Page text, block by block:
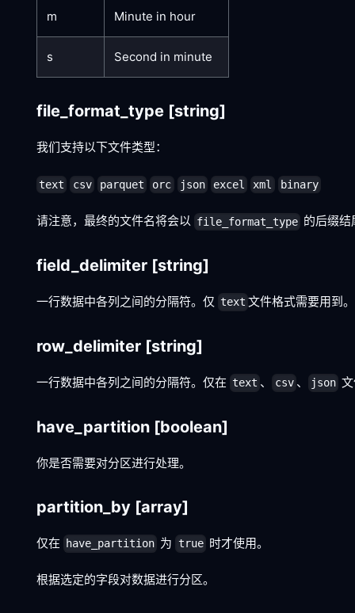
m Minute in hour
s Second in minute
file_format_type [string]
我们支持以下文件类型：
text csv parquet orc json excel xml binary
请注意，最终的文件名将会以 file_format_type 的后缀
field_delimiter [string]
一行数据中各列之间的分隔符。仅 text 文件格式需要用到。
row_delimiter [string]
一行数据中各列之间的分隔符。仅在 text 、 csv 、 json
have_partition [boolean]
你是否需要对分区进行处理。
partition_by [array]
仅在 have_partition 为 true 时才使用。
根据选定的字段对数据进行分区。